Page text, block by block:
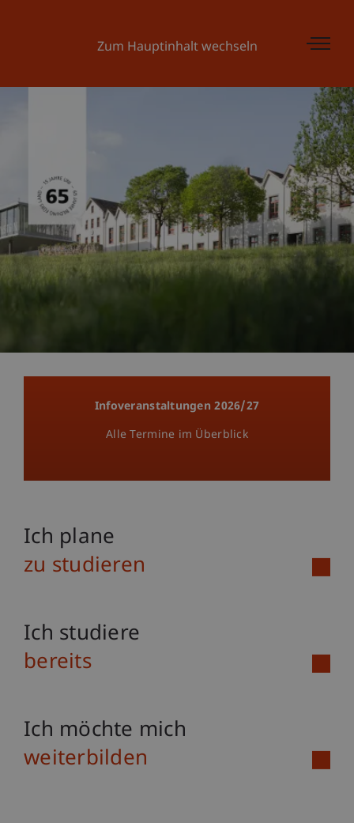
Zum Hauptinhalt wechseln
Universität Liechtenstein
Infoveranstaltungen 2026/27
Alle Termine im Überblick
Ich plane
zu studieren
Ich studiere
bereits
Ich möchte mich
weiterbilden